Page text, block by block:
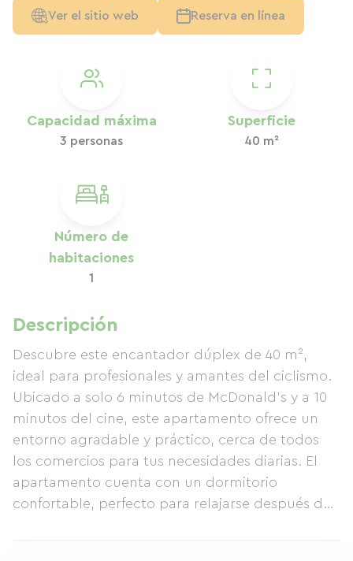
Capacidad máxima
3 personas
Superficie
40 m²
Número de
habitaciones
1
Descripción
Descubre este encantador dúplex de 40 m²,
ideal para profesionales y amantes del ciclismo.
Ubicado a solo 6 minutos de McDonald's y a 10
minutos del cine, este apartamento ofrece un
entorno agradable y práctico, cerca de todos
los comercios para tus necesidades diarias. El
apartamento cuenta con un dormitorio
confortable, perfecto para relajarse después de
Ver el sitio web Reserva en línea